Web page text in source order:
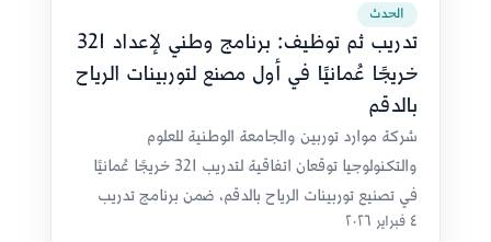
الحدث
تدريب ثم توظيف: برنامج وطني لإعداد 321
خريجًا عُمانيًا في أول مصنع لتوربينات الرياح
بالدقم
شركة موارد توربين والجامعة الوطنية للعلوم
والتكنولوجيا توقعان اتفاقية لتدريب 321 خريجًا عُمانيًا
في تصنيع توربينات الرياح بالدقم، ضمن برنامج تدريب
مقرون بالتشغيل بطاقة إنتاجية 1000 ميغاواط
٤ فبراير ٢٠٢٦